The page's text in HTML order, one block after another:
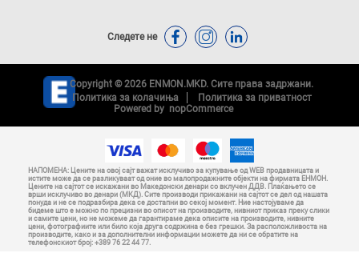
Следете не
Copyright © 2026 ENMON.MKD. Сите права задржани.
Политика за колачиња
Политика за приватност
Powered by nopCommerce
НАПОМЕНА: Цените на овој сајт важат исклучиво за купување од WEB продавницата и
истите може да се разликуваат од оние во малопродажните објекти на фирмата ЕНМОН.
Цените на сајтот се искажани во Македонски денари со вклучен ДДВ. Плаќањето се
врши исклучиво во денари (МКД). Сите производи прикажани на сајтот се дел од нашата
понуда и не се подразбира дека се достапни во секој момент. Ние настојуваме да
бидеме што е можно по прецизни во описот на производите, нивниот приказ преку слики
и самите цени, но не можеме да гарантираме дека описите на производите, нивните
цени, фотографиите или било која друга содржина е без грешки. За расположливоста на
производите, како и за дополнителни информации можете да ни се обратите на
телефонскиот број: +389 76 22 44 77.